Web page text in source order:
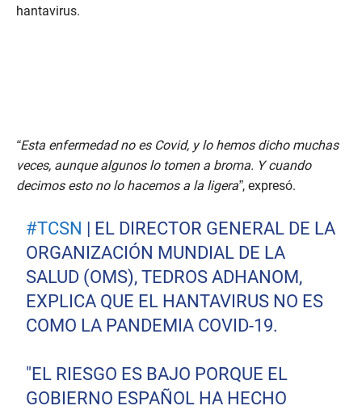
hantavirus.
“Esta enfermedad no es Covid, y lo hemos dicho muchas
veces, aunque algunos lo tomen a broma. Y cuando
decimos esto no lo hacemos a la ligera”, expresó.
#TCSN | EL DIRECTOR GENERAL DE LA
ORGANIZACIÓN MUNDIAL DE LA
SALUD (OMS), TEDROS ADHANOM,
EXPLICA QUE EL HANTAVIRUS NO ES
COMO LA PANDEMIA COVID-19.
"EL RIESGO ES BAJO PORQUE EL
GOBIERNO ESPAÑOL HA HECHO